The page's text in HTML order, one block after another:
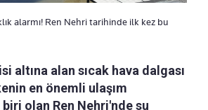
alarmı! Ren Nehri tarihinde ilk kez bu
altına alan sıcak hava dalgası
en önemli ulaşım
olan Ren Nehri'nde su